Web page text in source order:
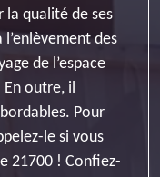
la qualité de ses
des
de l’espace
outre, il
Pour
le si vous
21700 ! Confiez-